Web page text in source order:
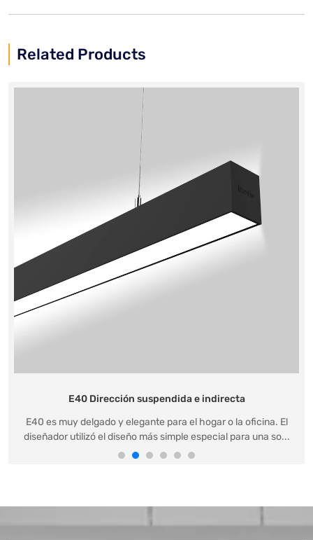
Related Products
E40 Dirección suspendida e indirecta
E40 es muy delgado y elegante para el hogar o la oficina. El
diseñador utilizó el diseño más simple especial para una so...